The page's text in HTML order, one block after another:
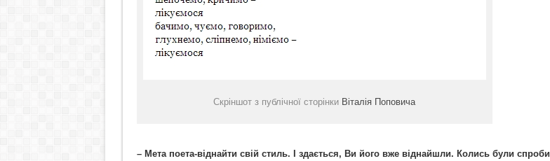
Скріншот з публічної сторінки Віталія Поповича
– Мета поета-віднайти свій стиль. І здається, Ви його вже віднайшли. Колись були спроби